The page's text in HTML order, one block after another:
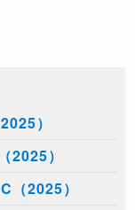
）
2025）
（2025）